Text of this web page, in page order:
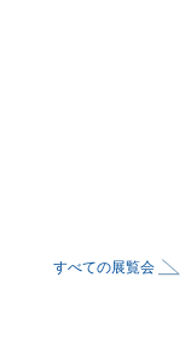
すべての展覧会